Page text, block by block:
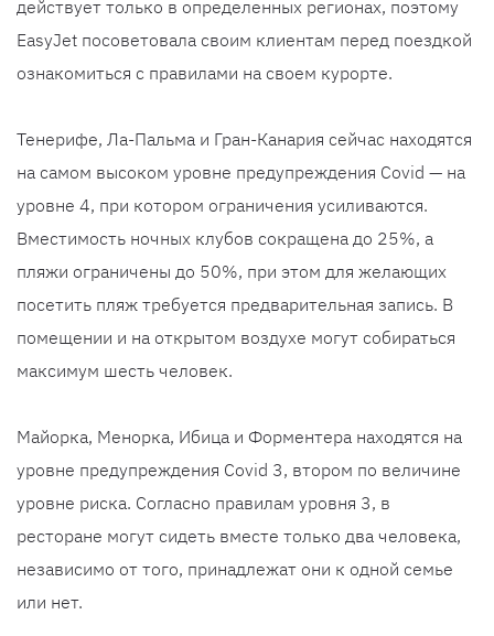
действует только в определенных регионах, поэтому
EasyJet посоветовала своим клиентам перед поездкой
ознакомиться с правилами на своем курорте.
Тенерифе, Ла-Пальма и Гран-Канария сейчас находятся
на самом высоком уровне предупреждения Covid — на
уровне 4, при котором ограничения усиливаются.
Вместимость ночных клубов сокращена до 25%, а
пляжи ограничены до 50%, при этом для желающих
посетить пляж требуется предварительная запись. В
помещении и на открытом воздухе могут собираться
максимум шесть человек.
Майорка, Менорка, Ибица и Форментера находятся на
уровне предупреждения Covid 3, втором по величине
уровне риска. Согласно правилам уровня 3, в
ресторане могут сидеть вместе только два человека,
независимо от того, принадлежат они к одной семье
или нет.